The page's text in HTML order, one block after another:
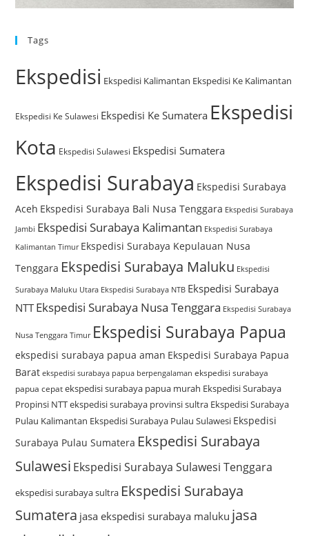
Tags
Ekspedisi Ekspedisi Kalimantan Ekspedisi Ke Kalimantan
Ekspedisi Ke Sulawesi Ekspedisi Ke Sumatera Ekspedisi
Kota Ekspedisi Sulawesi Ekspedisi Sumatera
Ekspedisi Surabaya Ekspedisi Surabaya
Aceh Ekspedisi Surabaya Bali Nusa Tenggara Ekspedisi Surabaya
Jambi Ekspedisi Surabaya Kalimantan Ekspedisi Surabaya
Kalimantan Timur Ekspedisi Surabaya Kepulauan Nusa
Tenggara Ekspedisi Surabaya Maluku Ekspedisi
Surabaya Maluku Utara Ekspedisi Surabaya NTB Ekspedisi Surabaya
NTTEkspedisi Surabaya Nusa Tenggara Ekspedisi Surabaya
Nusa Tenggara Timur Ekspedisi Surabaya Papua
ekspedisi surabaya papua aman Ekspedisi Surabaya Papua
Barat ekspedisi surabaya papua berpengalaman ekspedisi surabaya
papua cepat ekspedisi surabaya papua murah Ekspedisi Surabaya
Propinsi NTTekspedisi surabaya provinsi sultra Ekspedisi Surabaya
Pulau Kalimantan Ekspedisi Surabaya Pulau Sulawesi Ekspedisi
Surabaya Pulau Sumatera Ekspedisi Surabaya
Sulawesi Ekspedisi Surabaya Sulawesi Tenggara
ekspedisi surabaya sultra Ekspedisi Surabaya
Sumatera jasa ekspedisi surabaya maluku jasa